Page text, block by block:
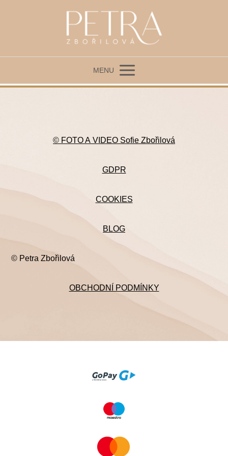
MENU
© FOTO A VIDEO Sofie Zbořilová
GDPR
COOKIES
BLOG
© Petra Zbořilová
OBCHODNÍ PODMÍNKY